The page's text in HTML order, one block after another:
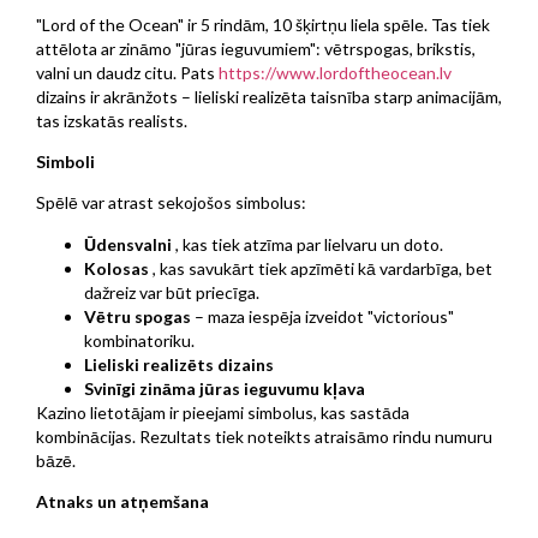
"Lord of the Ocean" ir 5 rindām, 10 šķirtņu liela spēle. Tas tiek
attēlota ar zināmo "jūras ieguvumiem": vētrspogas, brikstis,
valni un daudz citu. Pats https://www.lordoftheocean.lv
dizains ir akrānžots – lieliski realizēta taisnība starp animacijām,
tas izskatās realists.
Simboli
Spēlē var atrast sekojošos simbolus:
Ūdensvalni , kas tiek atzīma par lielvaru un doto.
Kolosas , kas savukārt tiek apzīmēti kā vardarbīga, bet
dažreiz var būt priecīga.
Vētru spogas – maza iespēja izveidot "victorious"
kombinatoriku.
Lieliski realizēts dizains
Svinīgi zināma jūras ieguvumu kļava
Kazino lietotājam ir pieejami simbolus, kas sastāda
kombinācijas. Rezultats tiek noteikts atraisāmo rindu numuru
bāzē.
Atnaks un atņemšana